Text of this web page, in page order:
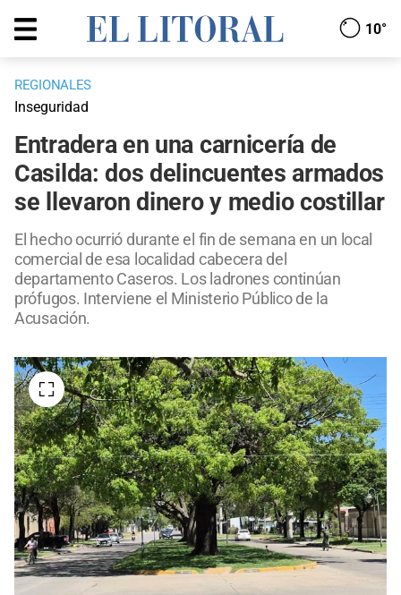
10°
REGIONALES
Inseguridad
Entradera en una carnicería de
Casilda: dos delincuentes armados
se llevaron dinero y medio costillar
El hecho ocurrió durante el fin de semana en un local
comercial de esa localidad cabecera del
departamento Caseros. Los ladrones continúan
prófugos. Interviene el Ministerio Público de la
Acusación.